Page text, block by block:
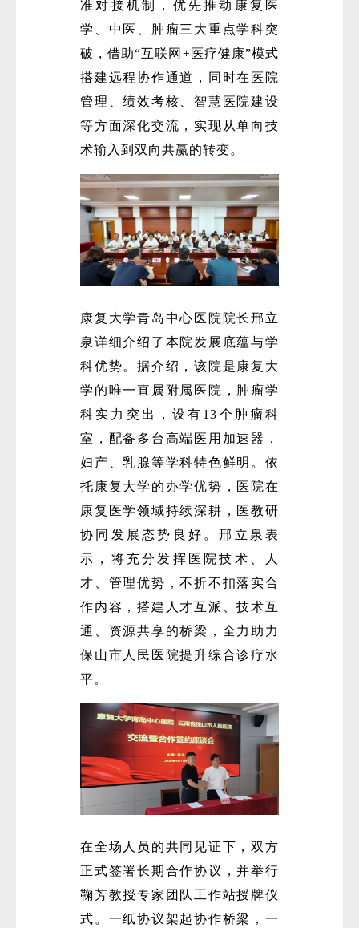
准对接机制，优先推动康复医
学、中医、肿瘤三大重点学科突
破，借助“互联网+医疗健康”模式
搭建远程协作通道，同时在医院
管理、绩效考核、智慧医院建设
等方面深化交流，实现从单向技
术输入到双向共赢的转变。
康复大学青岛中心医院院长邢立
泉详细介绍了本院发展底蕴与学
科优势。据介绍，该院是康复大
学的唯一直属附属医院，肿瘤学
科实力突出，设有13个肿瘤科
室，配备多台高端医用加速器，
妇产、乳腺等学科特色鲜明。依
托康复大学的办学优势，医院在
康复医学领域持续深耕，医教研
协同发展态势良好。邢立泉表
示，将充分发挥医院技术、人
才、管理优势，不折不扣落实合
作内容，搭建人才互派、技术互
通、资源共享的桥梁，全力助力
保山市人民医院提升综合诊疗水
平。
在全场人员的共同见证下，双方
正式签署长期合作协议，并举行
鞠芳教授专家团队工作站授牌仪
式。一纸协议架起协作桥梁，一